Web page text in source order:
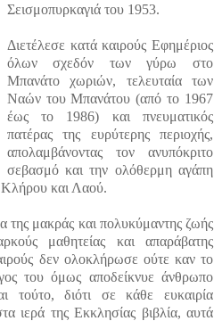
Σεισμοπυρκαγιά του 1953.
Διετέλεσε κατά καιρούς Εφημέριος
όλων σχεδόν των γύρω στο
Μπανάτο χωριών, τελευταία των
Ναών του Μπανάτου (από το 1967
έως το 1986) και πνευματικός
πατέρας της ευρύτερης περιοχής,
απολαμβάνοντας τον ανυπόκριτο
σεβασμό και την ολόθερμη αγάπη
και Λαού.
της μακράς και πολυκύμαντης ζωής
μαθητείας και απαράβατης
δεν ολοκλήρωσε ούτε καν το
του όμως αποδείκνυε άνθρωπο
τούτο, διότι σε κάθε ευκαιρία
ιερά της Εκκλησίας βιβλία, αυτά